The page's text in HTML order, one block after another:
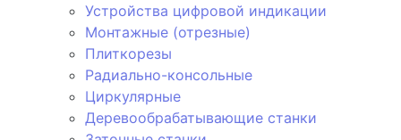
Устройства цифровой индикации
Монтажные (отрезные)
Плиткорезы
Радиально-консольные
Циркулярные
Деревообрабатывающие станки